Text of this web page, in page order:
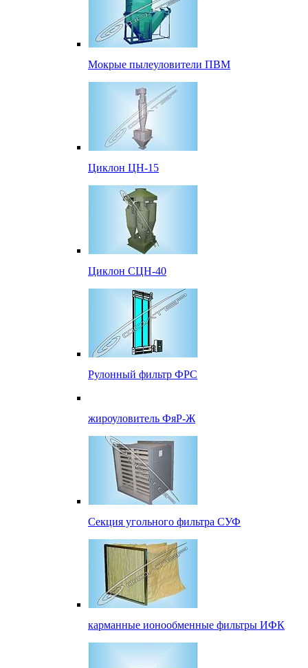
Мокрые пылеуловители ПВМ
Циклон ЦН-15
Циклон СЦН-40
Рулонный фильтр ФРС
жироуловитель ФяР-Ж
Секция угольного фильтра СУФ
карманные ионообменные фильтры ИФК